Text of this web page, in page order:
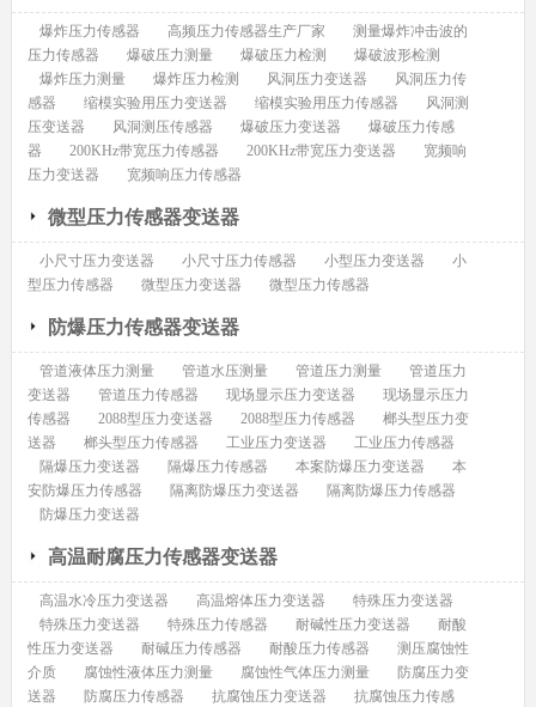
爆炸压力传感器 高频压力传感器生产厂家
测量爆炸冲击波的
压力传感器
爆破压力测量 爆破压力检测
爆破波形检测
爆炸压力测量
爆炸压力检测 风洞压力变送器
风洞压力传
感器
缩模实验用压力变送器 缩模实验用压力传感器
风洞测
压变送器
风洞测压传感器 爆破压力变送器
爆破压力传感
器
200KHz带宽压力传感器 200KHz带宽压力变送器
宽频响
压力变送器
宽频响压力传感器
微型压力传感器变送器
小尺寸压力变送器 小尺寸压力传感器 小型压力变送器
小
型压力传感器
微型压力变送器 微型压力传感器
防爆压力传感器变送器
管道液体压力测量 管道水压测量 管道压力测量
管道压力
变送器
管道压力传感器 现场显示压力变送器
现场显示压力
传感器
2088型压力变送器 2088型压力传感器
榔头型压力变
送器
榔头型压力传感器 工业压力变送器
工业压力传感器
隔爆压力变送器
隔爆压力传感器 本案防爆压力变送器
本
安防爆压力传感器
隔离防爆压力变送器
隔离防爆压力传感器
防爆压力变送器
高温耐腐压力传感器变送器
高温水冷压力变送器 高温熔体压力变送器
特殊压力变送器
特殊压力变送器
特殊压力传感器 耐碱性压力变送器
耐酸
性压力变送器
耐碱压力传感器 耐酸压力传感器
测压腐蚀性
介质
腐蚀性液体压力测量 腐蚀性气体压力测量
防腐压力变
送器
防腐压力传感器 抗腐蚀压力变送器
抗腐蚀压力传感